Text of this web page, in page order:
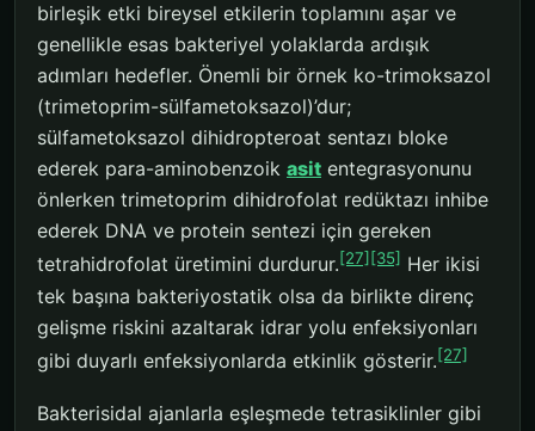
birleşik etki bireysel etkilerin toplamını aşar ve
genellikle esas bakteriyel yolaklarda ardışık
adımları hedefler. Önemli bir örnek ko-trimoksazol
(trimetoprim-sülfametoksazol)’dur;
sülfametoksazol dihidropteroat sentazı bloke
ederek para-aminobenzoik asit entegrasyonunu
önlerken trimetoprim dihidrofolat redüktazı inhibe
ederek DNA ve protein sentezi için gereken
tetrahidrofolat üretimini durdurur.[27] [35] Her ikisi
tek başına bakteriyostatik olsa da birlikte direnç
gelişme riskini azaltarak idrar yolu enfeksiyonları
gibi duyarlı enfeksiyonlarda etkinlik gösterir.[27]
Bakterisidal ajanlarla eşleşmede tetrasiklinler gibi